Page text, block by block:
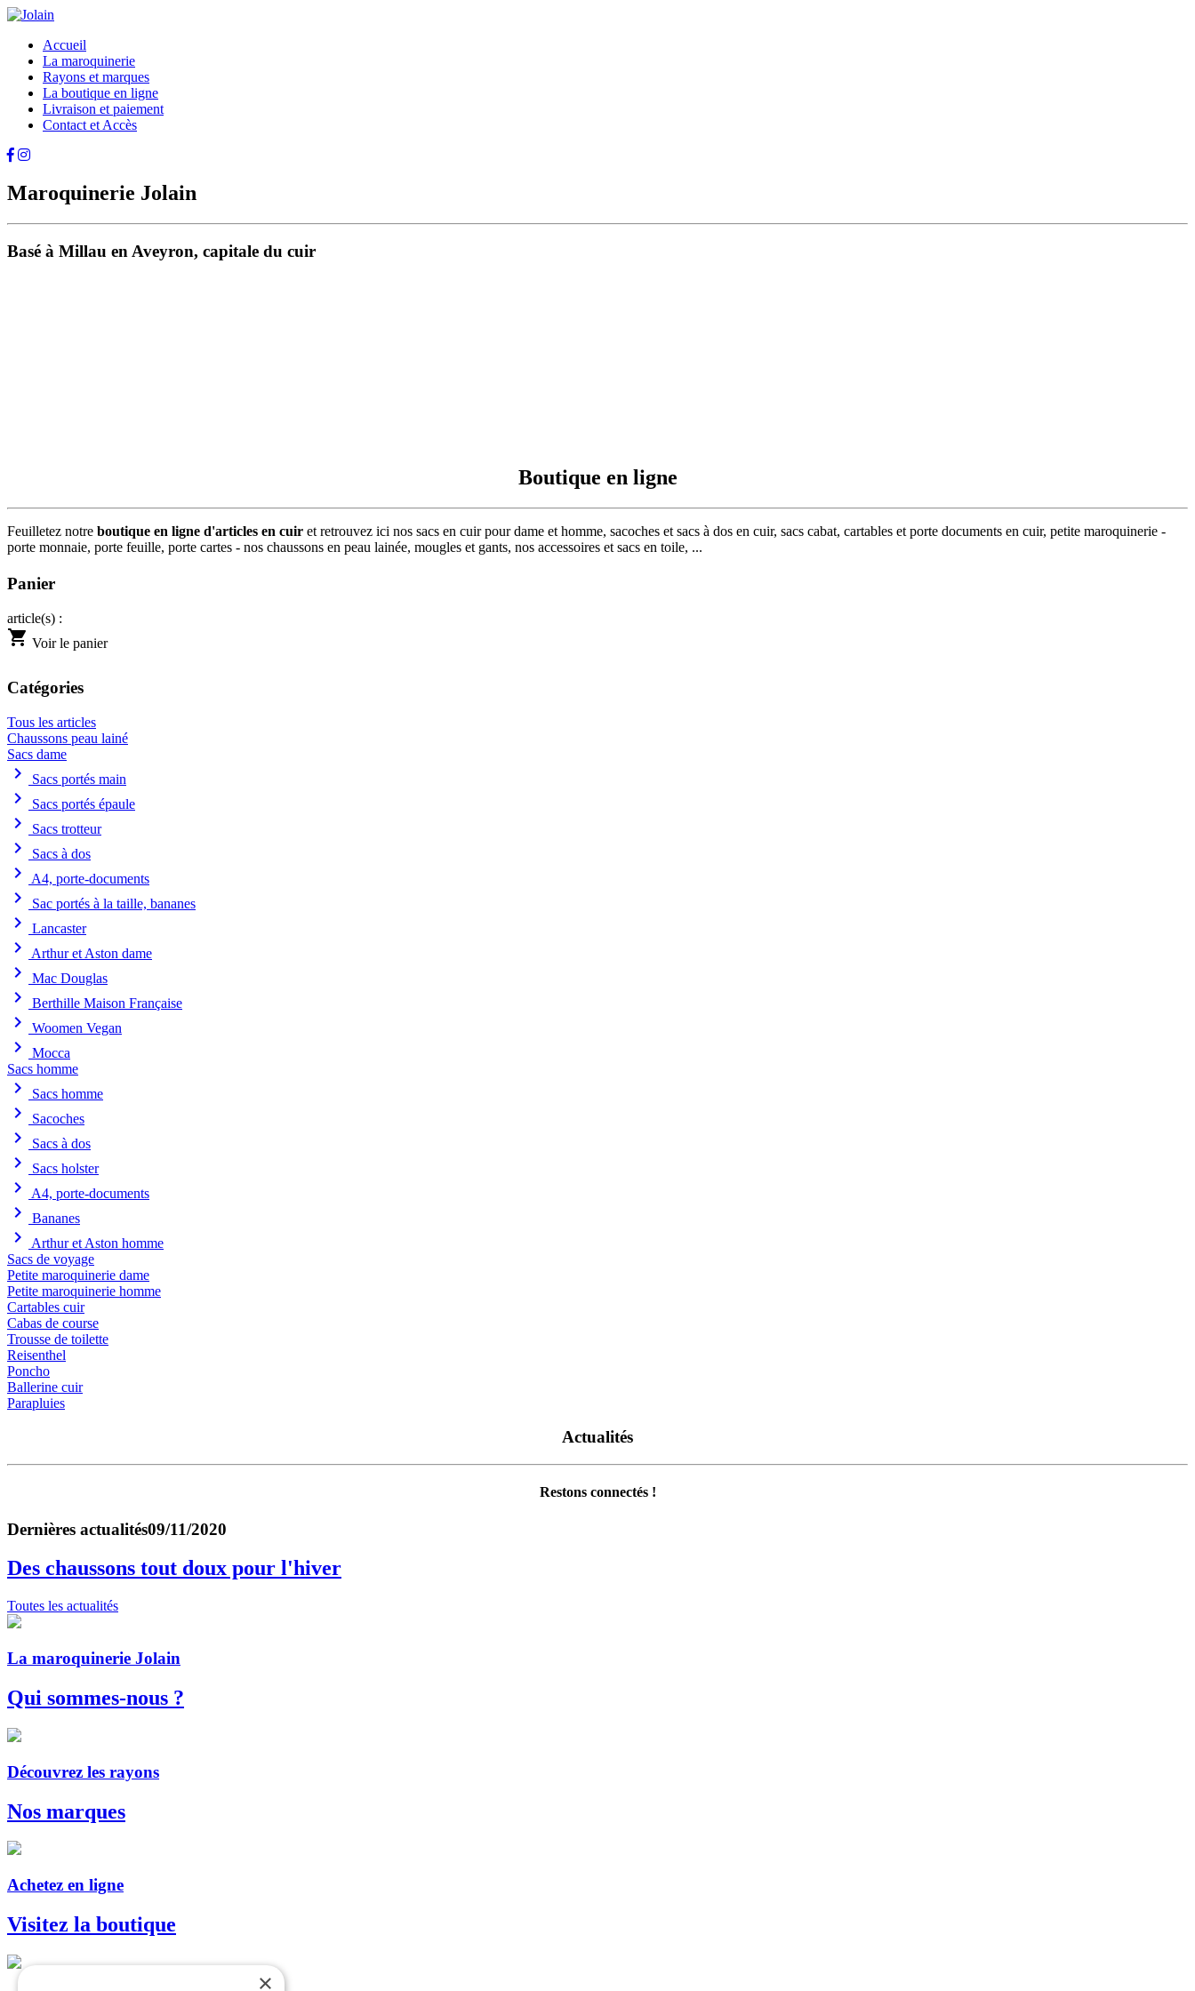
Accueil
La maroquinerie
Rayons et marques
La boutique en ligne
Livraison et paiement
Contact et Accès
Maroquinerie Jolain
Basé à Millau en Aveyron, capitale du cuir
Boutique en ligne
Feuilletez notre boutique en ligne d'articles en cuir et retrouvez ici nos sacs en cuir pour dame et homme, sacoches et sacs à dos en cuir, sacs cabat, cartables et porte documents en cuir, petite maroquinerie -
porte monnaie, porte feuille, porte cartes - nos chaussons en peau lainée, mougles et gants, nos accessoires et sacs en toile, ...
Panier
article(s) :
shopping_cart Voir le panier
Catégories
Tous les articles
Chaussons peau lainé
Sacs dame
chevron_right Sacs portés main
chevron_right Sacs portés épaule
chevron_right Sacs trotteur
chevron_right Sacs à dos
chevron_right A4, porte-documents
chevron_right Sac portés à la taille, bananes
chevron_right Lancaster
chevron_right Arthur et Aston dame
chevron_right Mac Douglas
chevron_right Berthille Maison Française
chevron_right Woomen Vegan
chevron_right
Mocca
Sacs homme
chevron_right Sacs homme
chevron_right Sacoches
chevron_right Sacs à dos
chevron_right Sacs holster
chevron_right A4, porte-documents
chevron_right Bananes
chevron_right
Arthur et Aston homme
Sacs de voyage
Petite maroquinerie dame
Petite maroquinerie homme
Cartables cuir
Cabas de course
Trousse de toilette
Reisenthel
Poncho
Ballerine cuir
Parapluies
Actualités
Restons connectés !
Dernières actualités09/11/2020
Des chaussons tout doux pour l'hiver
Toutes les actualités
La maroquinerie Jolain
Qui sommes-nous ?
Découvrez les rayons
Nos marques
Achetez en ligne
Visitez la boutique
×